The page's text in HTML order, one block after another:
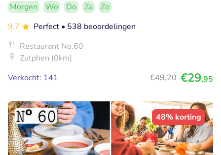
Morgen Wo Do Za
Zo
9.7
Perfect • 538 beoordelingen
Restaurant No.60
Zutphen (0km)
Verkocht: 141
€49,20 €29,95
48% korting